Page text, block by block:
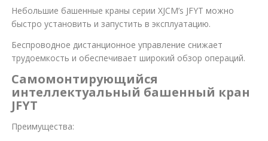
Небольшие башенные краны серии XJCM’s JFYT можно
быстро установить и запустить в эксплуатацию.
Беспроводное дистанционное управление снижает
трудоемкость и обеспечивает широкий обзор операций.
Самомонтирующийся
интеллектуальный башенный кран
JFYT
Преимущества: